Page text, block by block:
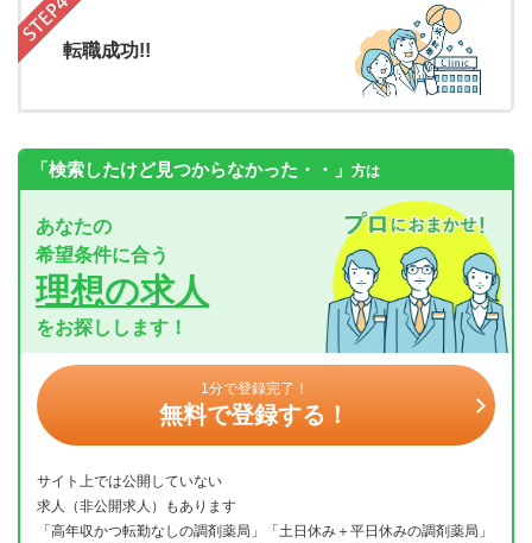
転職成功!!
「検索したけど見つからなかった・・」 方は
あなたの
希望条件に合う
理想の求人
をお探しします！
1分で登録完了！
無料で登録する！
サイト上では公開していない
求人（非公開求人）もあります
「高年収かつ転勤なしの調剤薬局」「土日休み＋平日休みの調剤薬局」